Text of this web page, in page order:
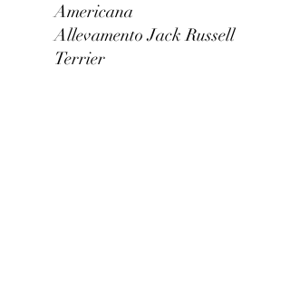
Americana
Allevamento Jack Russell
Terrier